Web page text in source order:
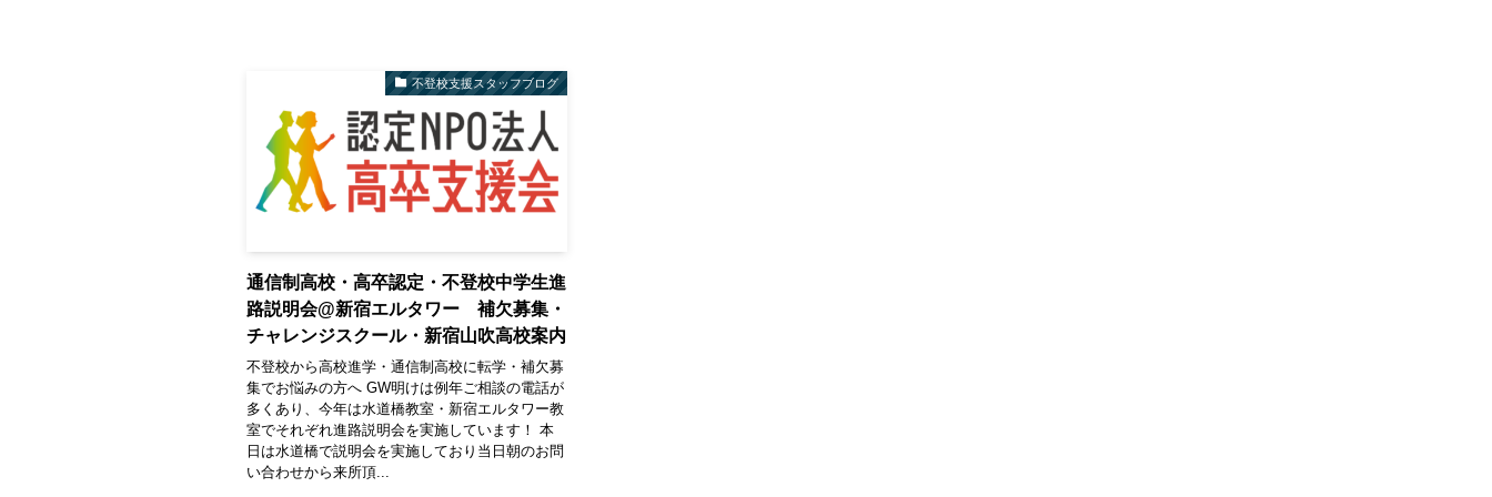
不登校支援スタッフブログ
通信制高校・高卒認定・不登校中学生進
路説明会@新宿エルタワー 補欠募集・
チャレンジスクール・新宿山吹高校案内
不登校から高校進学・通信制高校に転学・補欠募
集でお悩みの方へ GW明けは例年ご相談の電話が
多くあり、今年は水道橋教室・新宿エルタワー教
室でそれぞれ進路説明会を実施しています！ 本
日は水道橋で説明会を実施しており当日朝のお問
い合わせから来所頂...